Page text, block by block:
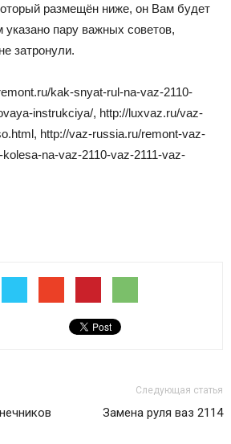
размещён ниже, он Вам будет
указано пару важных советов,
затронули.
kak-snyat-rul-na-vaz-2110-
instrukciya/, http://luxvaz.ru/vaz-
http://vaz-russia.ru/remont-vaz-
na-vaz-2110-vaz-2111-vaz-
Следующая статья
Замена руля ваз 2114